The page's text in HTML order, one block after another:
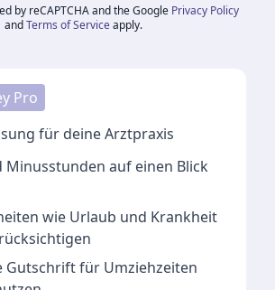
by reCAPTCHA and the Google Privacy Policy
and Terms of Service apply.
Pro
für deine Arztpraxis
Minusstunden auf einen Blick
wie Urlaub und Krankheit
Gutschriftfür Umziehzeiten